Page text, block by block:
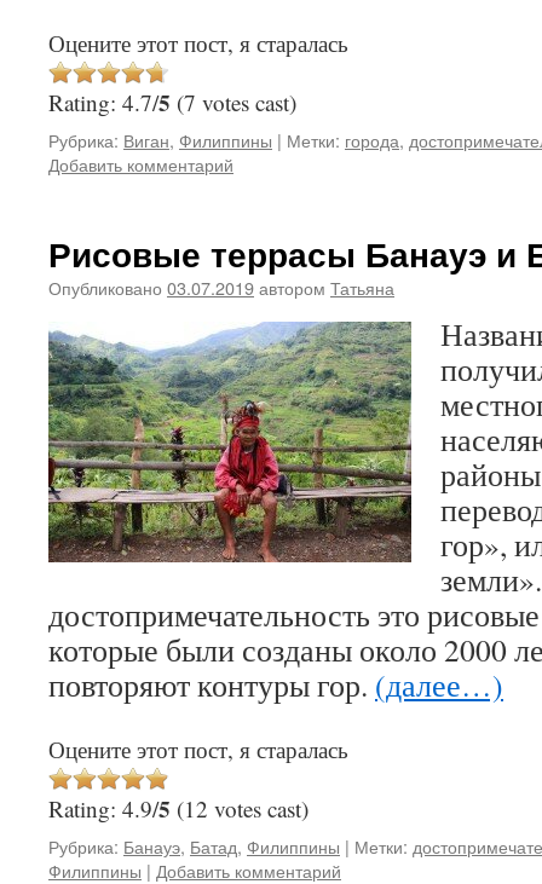
Оцените этот пост, я старалась
Rating: 4.7/5 (7 votes cast)
Рубрика: Виган, Филиппины | Метки: города,
Добавить комментарий
Рисовые террасы Банауэ и
Опубликовано 03.07.2019автором Татьяна
гор»,
достопримечательность это
которые были созданы около
повторяют контуры гор. (далее…)
Оцените этот пост, я старалась
Rating: 4.9/5 (12 votes cast)
Рубрика: Банауэ, Батад, Филиппины | Метки:
Филиппины | Добавить комментарий